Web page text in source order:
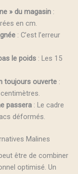
» du magasin :
en cm.
: C’est l’erreur
le poids : Les 15
toujours ouverte :
passera : Le cadre
déformés.
Malines
être de combiner
optimisé. Un